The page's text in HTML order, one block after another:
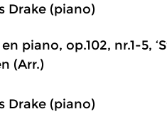
Drake (piano)
piano, op.102, nr.1-5,
(Arr.)
Drake (piano)